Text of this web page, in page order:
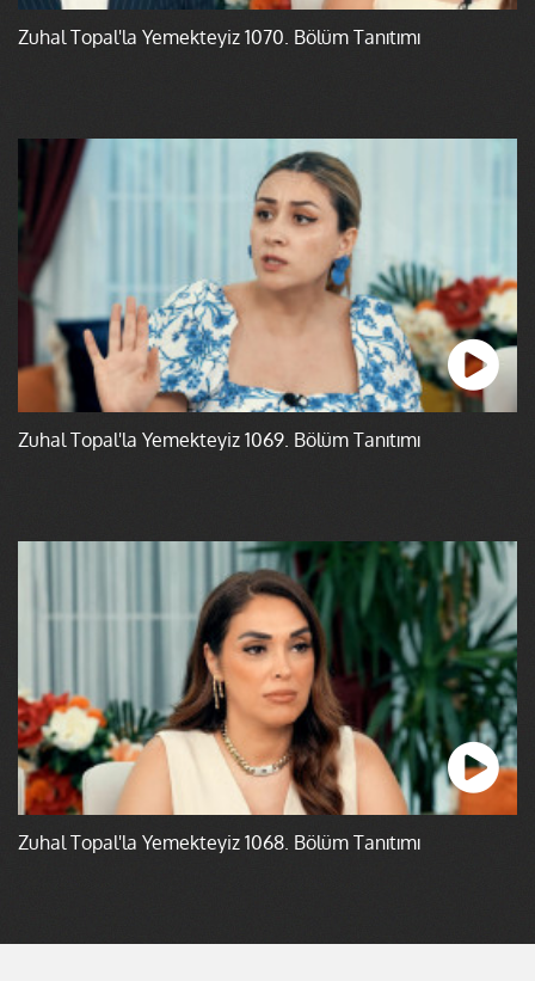
Zuhal Topal'la Yemekteyiz 1070. Bölüm Tanıtımı
Zuhal Topal'la Yemekteyiz 1069. Bölüm Tanıtımı
Zuhal Topal'la Yemekteyiz 1068. Bölüm Tanıtımı